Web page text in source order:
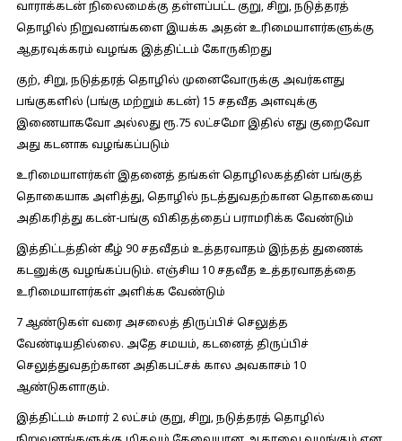
வாராக்கடன் நிலைமைக்கு தள்ளப்பட்ட குறு, சிறு, நடுத்தரத்
தொழில் நிறுவனங்களை இயக்க அதன் உரிமையாளர்களுக்கு
ஆதரவுக்கரம் வழங்க இத்திட்டம் கோருகிறது
குற், சிறு, நடுத்தரத் தொழில் முனைவோருக்கு அவர்களது
பங்குகளில் (பங்கு மற்றும் கடன்) 15 சதவீத அளவுக்கு
இணையாகவோ அல்லது ரூ.75 லட்சமோ இதில் எது குறைவோ
அது கடனாக வழங்கப்படும்
உரிமையாளர்கள் இதனைத் தங்கள் தொழிலகத்தின் பங்குத்
தொகையாக அளித்து, தொழில் நடத்துவதற்கான தொகையை
அதிகரித்து கடன்-பங்கு விகிதத்தைப் பராமரிக்க வேண்டும்
இத்திட்டத்தின் கீழ் 90 சதவீதம் உத்தரவாதம் இந்தத் துணைக்
கடனுக்கு வழங்கப்படும். எஞ்சிய 10 சதவீத உத்தரவாதத்தை
உரிமையாளர்கள் அளிக்க வேண்டும்
7 ஆண்டுகள் வரை அசலைத் திருப்பிச் செலுத்த
வேண்டியதில்லை. அதே சமயம், கடனைத் திருப்பிச்
செலுத்துவதற்கான அதிகபட்சக் கால அவகாசம் 10
ஆண்டுகளாகும்.
இத்திட்டம் சுமார் 2 லட்சம் குறு, சிறு, நடுத்தரத் தொழில்